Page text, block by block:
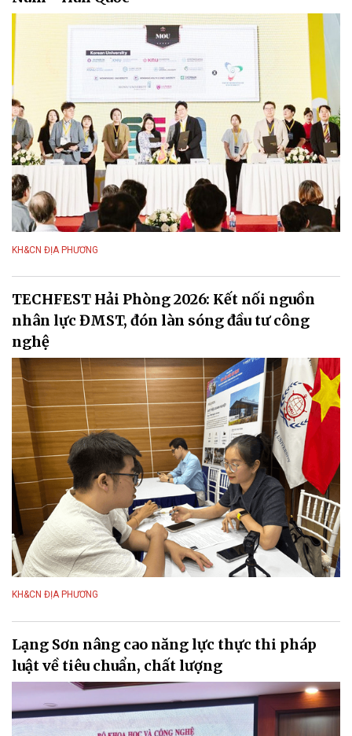
KH&CN ĐỊA PHƯƠNG
TECHFEST Hải Phòng 2026: Kết nối nguồn
nhân lực ĐMST, đón làn sóng đầu tư công
nghệ
KH&CN ĐỊA PHƯƠNG
Lạng Sơn nâng cao năng lực thực thi pháp
luật về tiêu chuẩn, chất lượng